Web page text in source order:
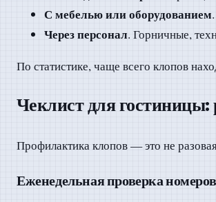
С мебелью или оборудованием
Через персонал. Горничные,
По статистике, чаще всего клопов
Чеклист для
Профилактика клопов — это не
Еженедельная проверка номеров